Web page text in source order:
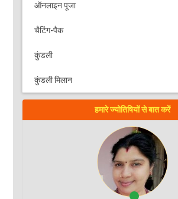
ऑनलाइन पूजा
चैटिंग-पैक
कुंडली
कुंडली मिलान
हमारे ज्योतिषियों से बात करें